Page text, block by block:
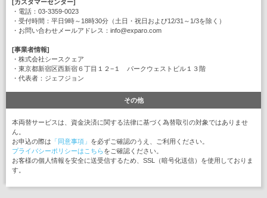
[カスタマーセンター]
・電話：03-3359-0023
・受付時間：平日9時～18時30分（土日・祝日および12/31～1/3を除く）
・お問い合わせメールアドレス：info@exparo.com
[事業者情報]
・株式会社シースクェア
・東京都新宿区西新宿６丁目１２−１ パークウェストビル１３階
・代表者：ジェフジョン
その他
本両替サービスは、資金決済に関する法律に基づく為替取引の対象ではありませ
ん。
お申込の際は 「同意事項」 を必ずご確認のうえ、ご利用ください。
プライバシーポリシーはこちらをご確認ください。
お客様の個人情報を安全に送受信するため、SSL（暗号化送信）を使用しておりま
す。